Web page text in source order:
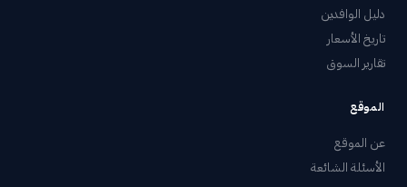
دليل الوافدين
تاريخ الأسعار
تقارير السوق
الموقع
عن الموقع
الأسئلة الشائعة